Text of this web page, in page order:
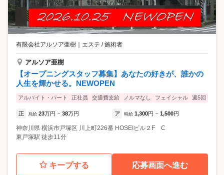
有限会社アルソア亜樹 ｜ エステ / 施術者
アルソア亜樹
【オープニングスタッフ募集】あなたの好きが、誰かの
人生を輝かせる。NEWOPEN
アルバイト・パート 正社員 交通費支給 ノルマなし フェイシャル 週5回
正 月給 23万円 ~ 38万円 ア 時給 1,300円 ~ 1,500円
神奈川県 横浜市戸塚区 川上町226番 HOSEIビル２F C
東戸塚駅 徒歩11分
キープする 応募画面へ進む